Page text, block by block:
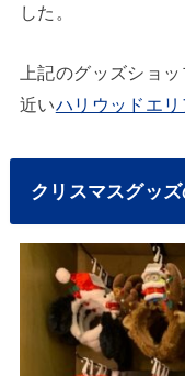
した。
上記のグッズショ
近いハリウッドエリ
クリスマスグッ